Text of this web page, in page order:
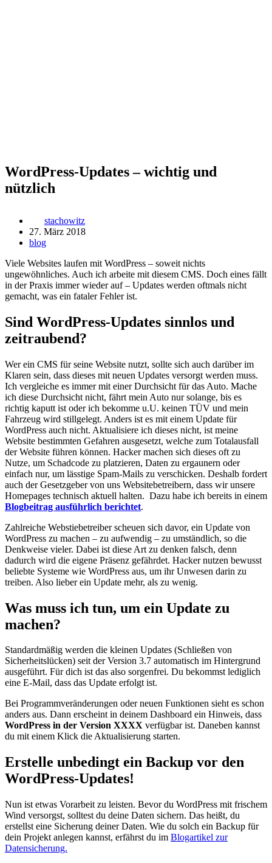
WordPress-Updates – wichtig und
nützlich
stachowitz
27. März 2018
blog
Viele Websites laufen mit WordPress – soweit nichts
ungewöhnliches. Auch ich arbeite mit diesem CMS. Doch eines fällt
in der Praxis immer wieder auf – Updates werden oftmals nicht
gemacht, was ein fataler Fehler ist.
Sind WordPress-Updates sinnlos und
zeitraubend?
Wer ein CMS für seine Website nutzt, sollte sich auch darüber im
Klaren sein, dass dieses mit neuen Updates versorgt werden muss.
Ich vergleiche es immer mit einer Durchsicht für das Auto. Mache
ich diese Durchsicht nicht, fährt mein Auto nur solange, bis es
richtig kaputt ist oder ich bekomme u.U. keinen TÜV und mein
Fahrzeug wird stillgelegt. Anders ist es mit einem Update für
WordPress auch nicht. Aktualisiere ich dieses nicht, ist meine
Website bestimmten Gefahren ausgesetzt, welche zum Totalausfall
der Website führen können. Hacker machen sich dieses oft zu
Nutze, um Schadcode zu platzieren, Daten zu ergaunern oder
einfach nur, um lässtige Spam-Mails zu verschicken. Deshalb fordert
auch der Gesetzgeber von uns Websitebetreibern, dass wir unsere
Homepages technisch aktuell halten. Dazu habe ich bereits in einem
Blogbeitrag ausführlich berichtet.
Zahlreiche Webstiebetreiber scheuen sich davor, ein Update von
WordPress zu machen – zu aufwendig – zu umständlich, so die
Denkweise vieler. Dabei ist diese Art zu denken falsch, denn
dadurch wird die eigene Präsenz gefährdet. Hacker nutzen bewusst
beliebte Systeme wie WordPress aus, um ihr Unwesen darin zu
treiben. Also lieber ein Update mehr, als zu wenig.
Was muss ich tun, um ein Update zu
machen?
Standardmäßig werden die kleinen Updates (Schließen von
Sicherheitslücken) seit der Version 3.7 automatisch im Hintergrund
ausgeführt. Für dich ist das also sorgenfrei. Du bekommst lediglich
eine E-Mail, dass das Update erfolgt ist.
Bei Programmveränderungen oder neuen Funktionen sieht es schon
anders aus. Dann erscheint in deinem Dashboard ein Hinweis, dass
WordPress in der Version XXXX verfügbar ist. Daneben kannst
du mit einem Klick die Aktualisierung starten.
Erstelle unbedingt ein Backup vor den
WordPress-Updates!
Nun ist etwas Vorarbeit zu leisten. Bevor du WordPress mit frischem
Wind versorgst, solltest du deine Daten sichern. Das heißt, du
erstellst eine Sicherung deiner Daten. Wie du solch ein Backup für
dein Projekt anlegen kannst, erfährst du im Blogartikel zur
Datensicherung.